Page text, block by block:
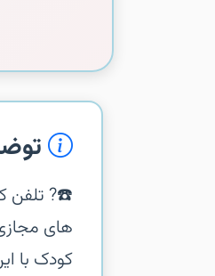
‏‏☎️? تلفن
های